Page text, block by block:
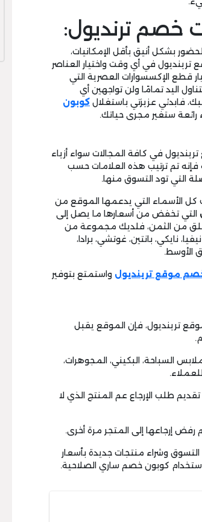
خصم ترنديول:
بشكل أنيق بأقل الإمكانيات،
في أي وقت واختيار العناصر
قطع الإكسسوارات العصرية التي
اليد تمامًا ولن تواجهين أي
فابدئي عزيزتي باستغلال كوبون
ستغير مجرى حياتك.
في كافة المجالات سواء أزياء
فإنه تم ترتيب هذه العلامات حسب
التي تود التسوق منها.
كل الأسماء التي يدعمها الموقع من
التي تخفض من أسعارها ما يصل إلى
تقلق من الثمن، فلديك مجموعة من
نايكي، بانتين، غوتشي، برادا،
الأوسط.
موقع ترينديول واستمتع بتوفير
ترينديول، فإن الموقع يقبل
السباحة، البكيني، المجوهرات،
100% فيمكن للعميل تقديم طلب الإرجاع عم المنتج الذي لا
وشراء منتجات جديدة بأسعار
كوبون خصم ساري الصلاحية.